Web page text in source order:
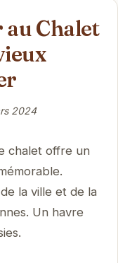
Chalet
2024
chalet offre un
la ville et de la
Un havre